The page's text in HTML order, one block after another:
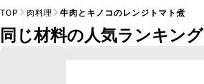
TOP 肉料理 牛肉とキノコのレンジトマト煮
同じ材料の人気ランキング